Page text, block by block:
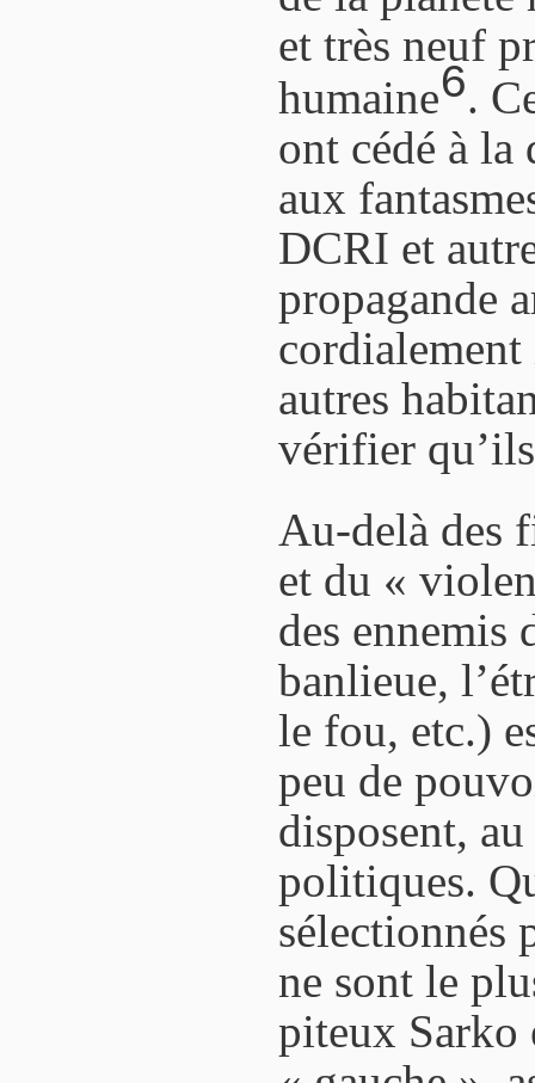
et très neuf
humaine6.
ont cédé à la
aux
DCRI et
propagande
autres
vérifier
Au-delà des
et du «
des ennemis
banlieue,
le fou, etc.)
peu de
disposent,
politiques.
sélectionnés
ne sont le
piteux Sarko